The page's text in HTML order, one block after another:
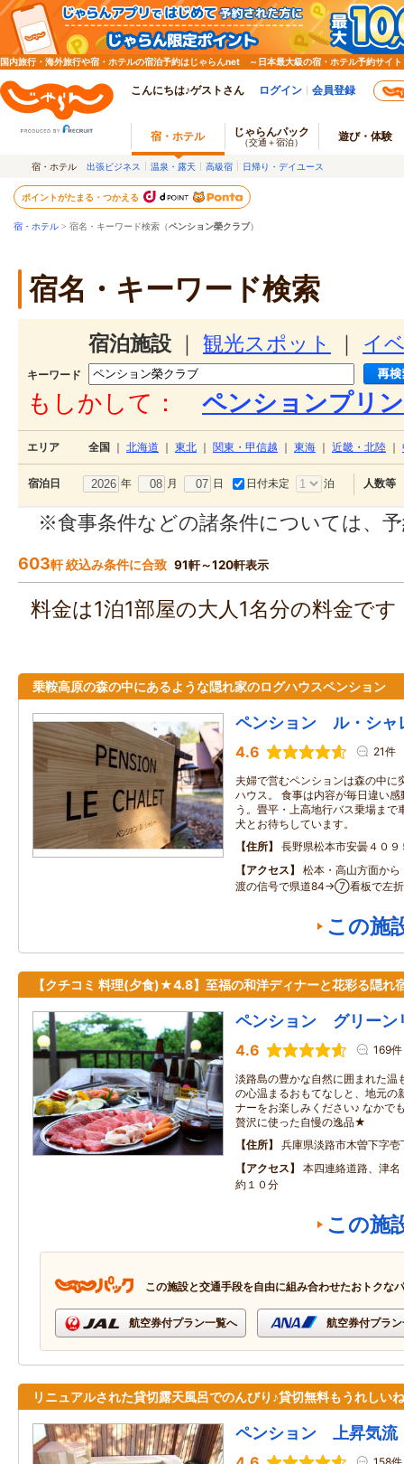
国内旅行・海外旅行や宿・ホテルの宿泊予約はじゃらんnet ～日本最大級の宿・ホテル予約サイト
こんにちは♪ゲストさん ログイン 会員登録
宿・ホテル じゃらんパック
（交通＋宿泊） 遊び・体験
宿・ホテル 出張ビジネス 温泉・露天 高級宿 日帰り・デイユース
ポイントがたまる・つかえる
宿・ホテル > 宿名・キーワード検索（ペンション榮クラブ）
宿名・キーワード検索
宿泊施設 観光スポット イ
キーワード
もしかして： ペンションプリ
エリア 全国 北海道 東北 関東・甲信越 東海 近畿・北陸
宿泊日 年 月 日 日付未定 泊 人数等
※食事条件などの諸条件については、
603軒 絞込み条件に合致 91軒～120軒表示
料金は1泊1部屋の大人1名分の料金で
乗鞍高原の森の中にあるような隠れ家のログハウスペンション
ペンション ル・シャ
4.6 21件
夫婦で営むペンションは森の中に
ハウス。 食事は内容が毎日違い
う。畳平・上高地行バス乗場まで
犬とお待ちしています。
住所
長野県松本市安曇４０９
アクセス
松本・高山方面か
渡の信号で県道84→⑦看板で左折
この施
【クチコミ 料理(夕食)★4.8】至福の和洋ディナーと花彩る隠れ
ペンション グリーン
4.6 169件
淡路島の豊かな自然に囲まれた温
の心温まるおもてなしと、地元の
ナーをお楽しみください♪ なかで
贅沢に使った自慢の逸品★
住所
兵庫県淡路市木曽下字壱
アクセス
本四連絡道路、津
約１０分
この施
この施設と交通手段を自由に組み合わせたおトクな
航空券付プラン一覧へ 航空券付プラ
リニュアルされた貸切露天風呂でのんびり♪貸切無料もうれしいね
ペンション 上昇気流